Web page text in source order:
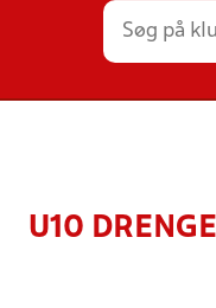
U10